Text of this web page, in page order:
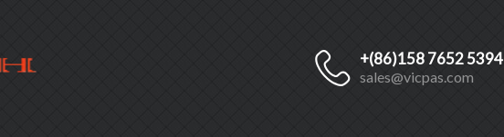
+(86)158 7652 5394
sales@vicpas.com